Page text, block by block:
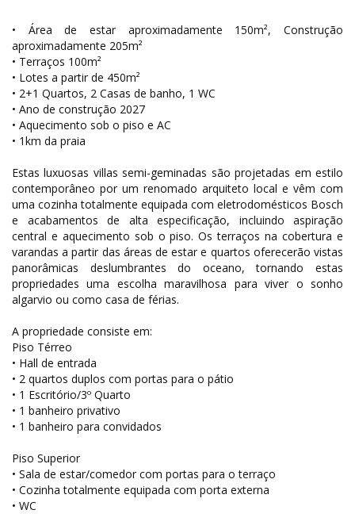
• Área de estar aproximadamente 150m², Construção
aproximadamente 205m²
• Terraços 100m²
• Lotes a partir de 450m²
• 2+1 Quartos, 2 Casas de banho, 1 WC
• Ano de construção 2027
• Aquecimento sob o piso e AC
• 1km da praia
Estas luxuosas villas semi-geminadas são projetadas em estilo
contemporâneo por um renomado arquiteto local e vêm com
uma cozinha totalmente equipada com eletrodomésticos Bosch
e acabamentos de alta especificação, incluindo aspiração
central e aquecimento sob o piso. Os terraços na cobertura e
varandas a partir das áreas de estar e quartos oferecerão vistas
panorâmicas deslumbrantes do oceano, tornando estas
propriedades uma escolha maravilhosa para viver o sonho
algarvio ou como casa de férias.
A propriedade consiste em:
Piso Térreo
• Hall de entrada
• 2 quartos duplos com portas para o pátio
• 1 Escritório/3º Quarto
• 1 banheiro privativo
• 1 banheiro para convidados
Piso Superior
• Sala de estar/comedor com portas para o terraço
• Cozinha totalmente equipada com porta externa
• WC